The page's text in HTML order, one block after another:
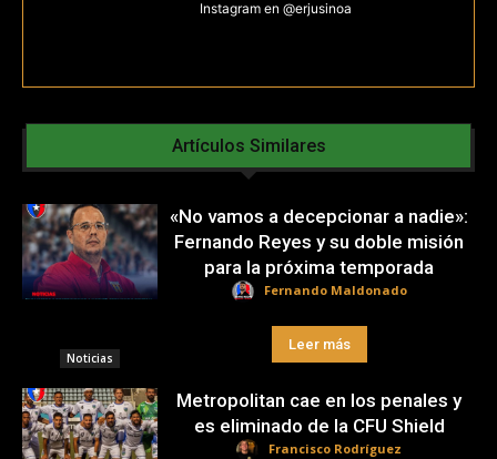
Instagram en @erjusinoa
Artículos Similares
Noticias
«No vamos a decepcionar a nadie»:
Fernando Reyes y su doble misión
para la próxima temporada
Fernando Maldonado
Leer más
Metropolitan cae en los penales y
es eliminado de la CFU Shield
Francisco Rodríguez